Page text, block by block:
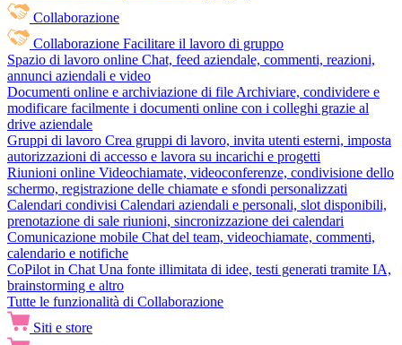
Collaborazione
Collaborazione Facilitare il lavoro di gruppo
Spazio di lavoro online Chat, feed aziendale, commenti, reazioni,
annunci aziendali e video
Documenti online e archiviazione di file Archiviare, condividere e
modificare facilmente i documenti online con i colleghi grazie al
drive aziendale
Gruppi di lavoro Crea gruppi di lavoro, invita utenti esterni, imposta
autorizzazioni di accesso e lavora su incarichi e progetti
Riunioni online Videochiamate, videoconferenze, condivisione dello
schermo, registrazione delle chiamate e sfondi personalizzati
Calendari condivisi Calendari aziendali e personali, slot disponibili,
prenotazione di sale riunioni, sincronizzazione dei calendari
Comunicazione mobile Chat del team, videochiamate, commenti,
calendario e notifiche
CoPilot in Chat Una fonte illimitata di idee, testi generati tramite IA,
brainstorming e altro
Tutte le funzionalità di Collaborazione
Siti e store